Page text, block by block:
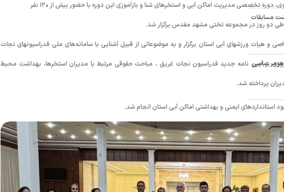
به گزارش روابط‌ عمومی هیات ورزش های آبی خراسان رضوی، دوره تخصصی مدیریت اماکن آبی و استخرهای شنا و بازآموزی این دوره با حضور بیش از ۱۲۰ نفر
طی دو روز در مجموعه تختی مشهد مقدس برگزار شد.
هیات ورزشهای آبی استان برگزار و به موضوعاتی از قبیل آشنایی با سامانه‌های ملی فدراسیونهای نجات
بر آیین نامه جدید فدراسیون نجات غریق ، مباحث حقوقی مرتبط با مدیران استخرها، بهداشت محیط
پرداخته شد.
استانداردهای ایمنی و بهداشتی اماکن آبی استان انجام شد.
۵۰ متر کرال پشت مسابقات
عباسی